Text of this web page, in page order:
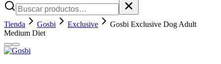
Tienda Gosbi Exclusive
Gosbi Exclusive Dog Adult
Medium Diet